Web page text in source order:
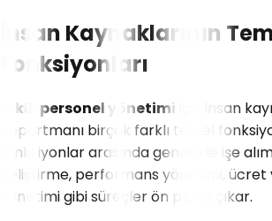
İnsan Kaynaklarının
Fonksiyonları
Etkili personel yönetimi için insan
departmanı birçok farklı temel
fonksiyonlar arasında genellikle işe
geliştirme, performans yönetimi,
yönetimi gibi süreçler ön plana çıkar.